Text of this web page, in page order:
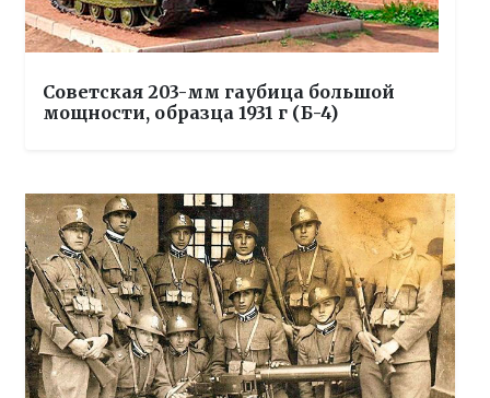
Советская 203-мм гаубица большой
мощности, образца 1931 г (Б-4)